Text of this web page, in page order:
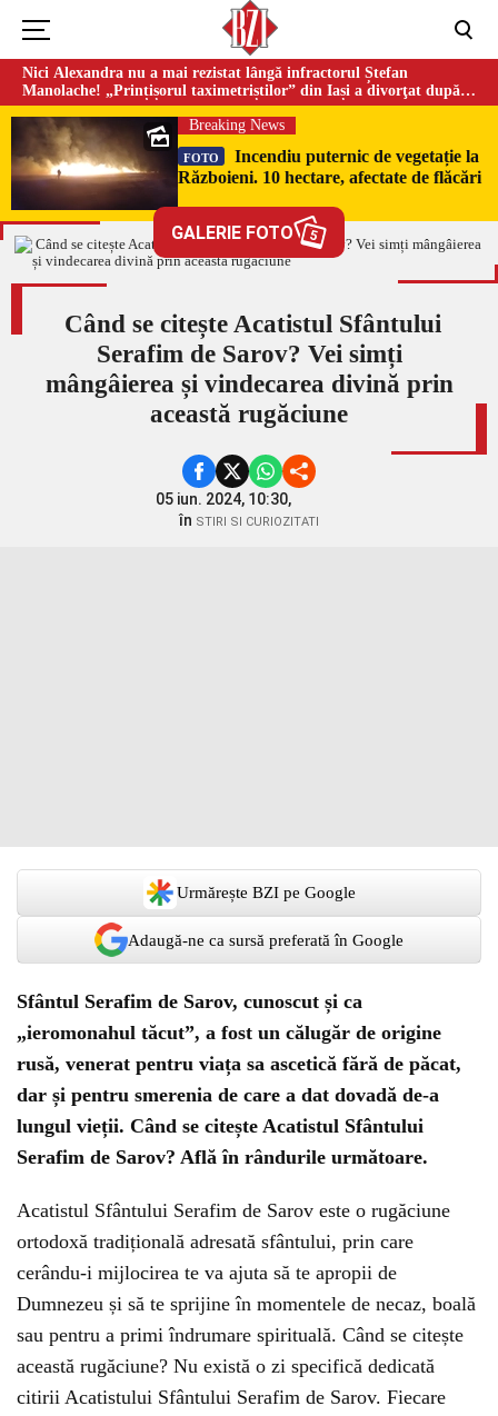
Nici Alexandra nu a mai rezistat lângă infractorul Ștefan
Manolache! „Prințișorul taximetriștilor” din Iași a divorţat după
doi ani de căsnicie
Breaking News
FOTO
Incendiu puternic de vegetație la
Războieni. 10 hectare, afectate de flăcări
GALERIE FOTO 5
Când se citește Acatistul Sfântului
Serafim de Sarov? Vei simți
mângâierea și vindecarea divină prin
această rugăciune
05 iun. 2024, 10:30,
în STIRI SI CURIOZITATI
Urmărește BZI pe Google
Adaugă-ne ca sursă preferată în Google
Sfântul Serafim de Sarov, cunoscut și ca
„ieromonahul tăcut”, a fost un călugăr de origine
rusă, venerat pentru viața sa ascetică fără de păcat,
dar și pentru smerenia de care a dat dovadă de-a
lungul vieții. Când se citește Acatistul Sfântului
Serafim de Sarov? Află în rândurile următoare.
Acatistul Sfântului Serafim de Sarov este o rugăciune
ortodoxă tradițională adresată sfântului, prin care
cerându-i mijlocirea te va ajuta să te apropii de
Dumnezeu și să te sprijine în momentele de necaz, boală
sau pentru a primi îndrumare spirituală. Când se citește
această rugăciune? Nu există o zi specifică dedicată
citirii Acatistului Sfântului Serafim de Sarov. Fiecare